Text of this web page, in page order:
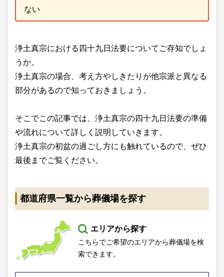
ない
浄土真宗における四十九日法要についてご存知でしょ
うか。
浄土真宗の場合、考え方やしきたりが他宗派と異なる
部分があるので知っておきましょう。
そこでこの記事では、浄土真宗の四十九日法要の準備
や流れについて詳しく説明していきます。
浄土真宗の初盆の過ごし方にも触れているので、ぜひ
最後までご覧ください。
都道府県一覧から葬儀場を探す
エリアから探す
こちらでご希望のエリアから葬儀場を検
索できます。